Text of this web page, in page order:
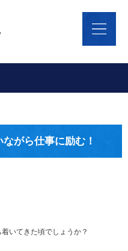
がら仕事に励む！
いてきた頃でしょうか？